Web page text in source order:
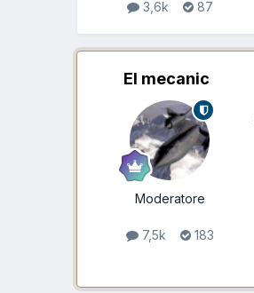
3,6k 87
El mecanic
Moderatore
7,5k 183